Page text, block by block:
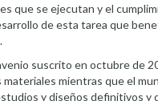
que se ejecutan y el
de esta tarea que
suscrito en octubre de
mientras que el
y diseños definitivos y